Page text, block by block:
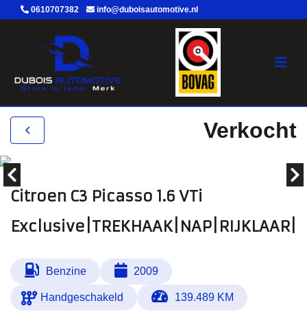
0610707382 info@duboisautomotive.nl
Verkocht
Citroen C3 Picasso 1.6 VTi
Exclusive|TREKHAAK|NAP|RIJKLAAR|
Benzine 2009
Handgeschakeld 139.489 KM